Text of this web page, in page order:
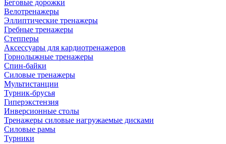
Беговые дорожки
Велотренажеры
Эллиптические тренажеры
Гребные тренажеры
Степперы
Аксессуары для кардиотренажеров
Горнолыжные тренажеры
Спин-байки
Силовые тренажеры
Мультистанции
Турник-брусья
Гиперэкстензия
Инверсионные столы
Тренажеры силовые нагружаемые дисками
Силовые рамы
Турники